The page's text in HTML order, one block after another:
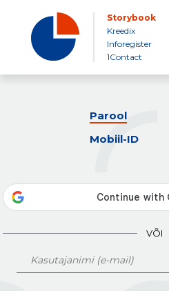
Storybook
Kreedix
Inforegister
1Contact
Parool
Mobiil-ID
VÕI